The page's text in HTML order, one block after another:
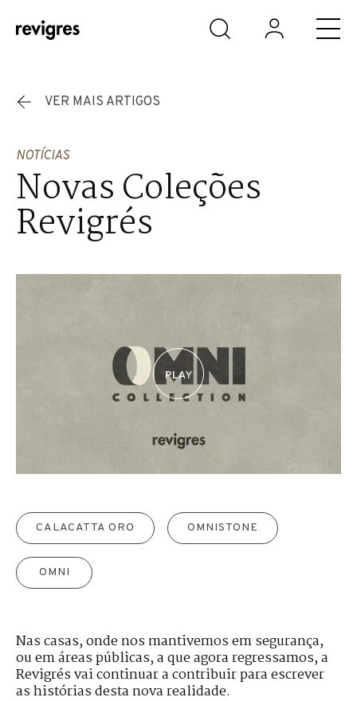
Saltar para o conteúdo principal
VER MAIS ARTIGOS
NOTÍCIAS
Novas Coleções
Revigrés
CALACATTA ORO OMNISTONE
OMNI
Nas casas, onde nos mantivemos em segurança,
ou em áreas públicas, a que agora regressamos, a
Revigrés vai continuar a contribuir para escrever
as histórias desta nova realidade.